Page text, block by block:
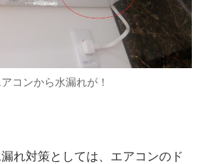
コンから水漏れが！
れ対策としては、エアコンのド